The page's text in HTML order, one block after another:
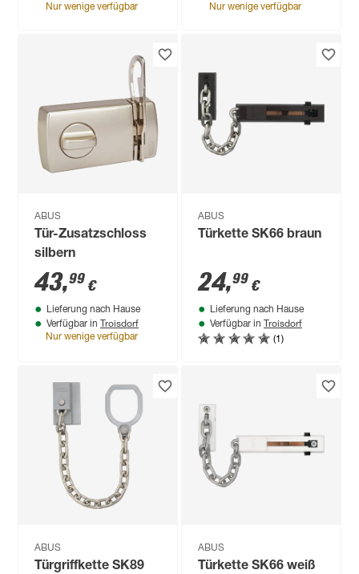
Nur wenige verfügbar Nur wenige verfügbar
ABUS
Tür-Zusatzschloss
silbern
43,99 €
Lieferung nach Hause
Verfügbar in Troisdorf
Nur wenige verfügbar
ABUS
Türkette SK66 braun
24,99 €
Lieferung nach Hause
Verfügbar in Troisdorf
(1)
ABUS
Türgriffkette SK89
ABUS
Türkette SK66 weiß